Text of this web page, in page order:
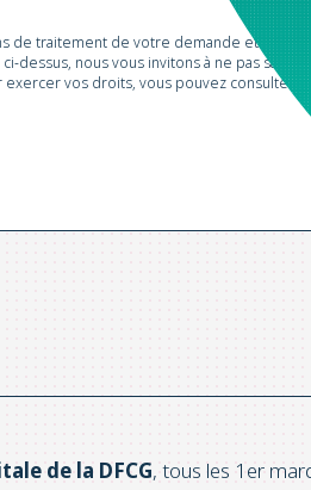
de traitement de votre demande et de
dessus, nous vous invitons à ne pas
exercer vos droits, vous pouvez consulter
de la DFCG, tous les 1er